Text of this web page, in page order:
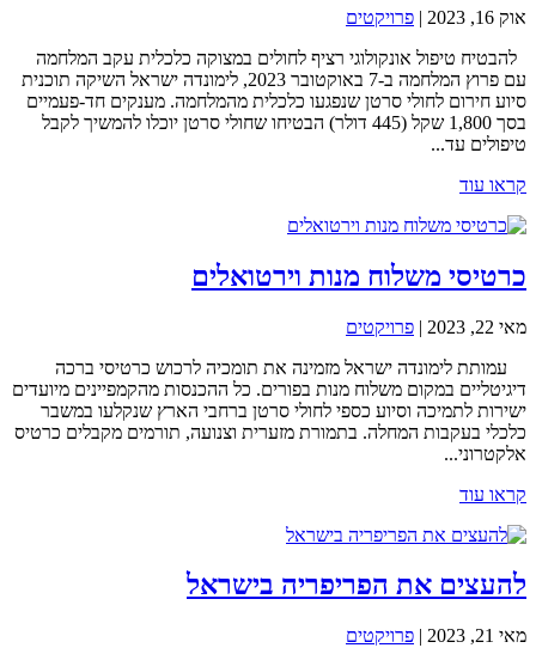
אוק 16, 2023 | פרויקטים
להבטיח טיפול אונקולוגי רציף לחולים במצוקה כלכלית עקב המלחמה
עם פרוץ המלחמה ב-7 באוקטובר 2023, לימונדה ישראל השיקה תוכנית
סיוע חירום לחולי סרטן שנפגעו כלכלית מהמלחמה. מענקים חד-פעמיים
בסך 1,800 שקל (445 דולר) הבטיחו שחולי סרטן יוכלו להמשיך לקבל
טיפולים עד...
קראו עוד
כרטיסי משלוח מנות וירטואלים
מאי 22, 2023 | פרויקטים
עמותת לימונדה ישראל מזמינה את תומכיה לרכוש כרטיסי ברכה
דיגיטליים במקום משלוח מנות בפורים. כל ההכנסות מהקמפיינים מיועדים
ישירות לתמיכה וסיוע כספי לחולי סרטן ברחבי הארץ שנקלעו במשבר
כלכלי בעקבות המחלה. בתמורת מזערית וצנועה, תורמים מקבלים כרטיס
אלקטרוני...
קראו עוד
להעצים את הפריפריה בישראל
מאי 21, 2023 | פרויקטים